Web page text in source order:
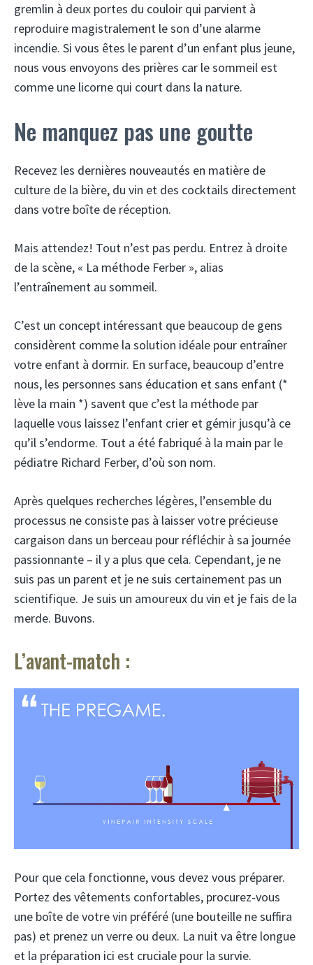
gremlin à deux portes du couloir qui parvient à
reproduire magistralement le son d’une alarme
incendie. Si vous êtes le parent d’un enfant plus jeune,
nous vous envoyons des prières car le sommeil est
comme une licorne qui court dans la nature.
Ne manquez pas une goutte
Recevez les dernières nouveautés en matière de
culture de la bière, du vin et des cocktails directement
dans votre boîte de réception.
Mais attendez! Tout n’est pas perdu. Entrez à droite
de la scène, « La méthode Ferber », alias
l’entraînement au sommeil.
C’est un concept intéressant que beaucoup de gens
considèrent comme la solution idéale pour entraîner
votre enfant à dormir. En surface, beaucoup d’entre
nous, les personnes sans éducation et sans enfant (*
lève la main *) savent que c’est la méthode par
laquelle vous laissez l’enfant crier et gémir jusqu’à ce
qu’il s’endorme. Tout a été fabriqué à la main par le
pédiatre Richard Ferber, d’où son nom.
Après quelques recherches légères, l’ensemble du
processus ne consiste pas à laisser votre précieuse
cargaison dans un berceau pour réfléchir à sa journée
passionnante – il y a plus que cela. Cependant, je ne
suis pas un parent et je ne suis certainement pas un
scientifique. Je suis un amoureux du vin et je fais de la
merde. Buvons.
L’avant-match :
Pour que cela fonctionne, vous devez vous préparer.
Portez des vêtements confortables, procurez-vous
une boîte de votre vin préféré (une bouteille ne suffira
pas) et prenez un verre ou deux. La nuit va être longue
et la préparation ici est cruciale pour la survie.